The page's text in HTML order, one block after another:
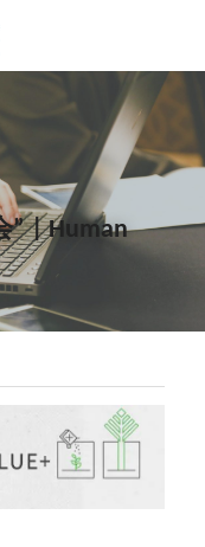
” | Human